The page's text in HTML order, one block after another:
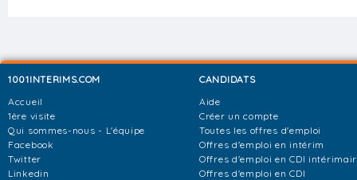
1001INTERIMS.COM
Accueil
1ère visite
Qui sommes-nous - L'équipe
Facebook
Twitter
Linkedin
CANDIDATS
Aide
Créer un compte
Toutes les offres d'emploi
Offres d'emploi en intérim
Offres d'emploi en CDI
Offres d'emploi en CDI